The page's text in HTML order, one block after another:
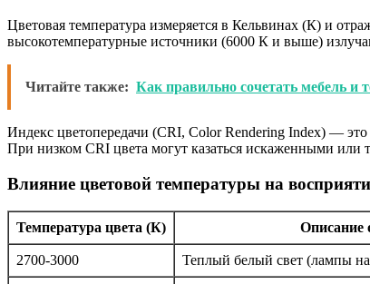
Цветовая температура измеряется в Кельвинах (К) и
высокотемпературные источники (6000 К и выше)
Читайте также: Как правильно сочетать мебель и
Индекс цветопередачи (CRI, Color Rendering Index) —
При низком CRI цвета могут казаться искаженными или
Влияние цветовой температуры на
Температура цвета (К) Описание
2700-3000 Теплый белый свет (лампы